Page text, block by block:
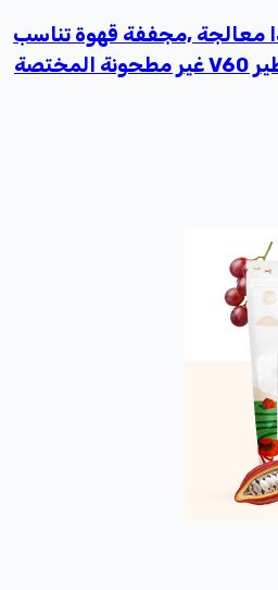
معالجة ,مجففة قهوة تناسب
للاسبرسو والفلتر بالتقطير V60 غير مطحونة المختصة